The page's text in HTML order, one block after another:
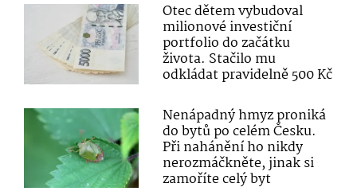
Otec dětem vybudoval
milionové investiční
portfolio do začátku
života. Stačilo mu
odkládat pravidelně 500 Kč
Nenápadný hmyz proniká
do bytů po celém Česku.
Při nahánění ho nikdy
nerozmáčkněte, jinak si
zamoříte celý byt